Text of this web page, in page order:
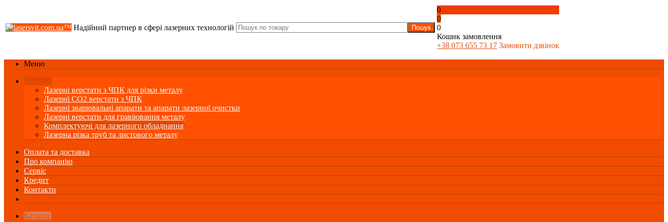
Надійний партнер в сфері лазерних технологій
0
0
0
Кошик замовлення
+38 073 655 73 17 Замовити дзвінок
Меню
Лазерні верстати з ЧПК для різки металу
Лазерні СО2 верстати з ЧПК
Лазерні зварювальні апарати та апарати лазерної очистки
Лазерні верстати для гравіювання металу
Комплектуючі для лазерного обладнання
Лазерна різка труб та листового металу
Оплата та доставка
Про компанію
Сервіс
Кредит
Контакти
Каталог